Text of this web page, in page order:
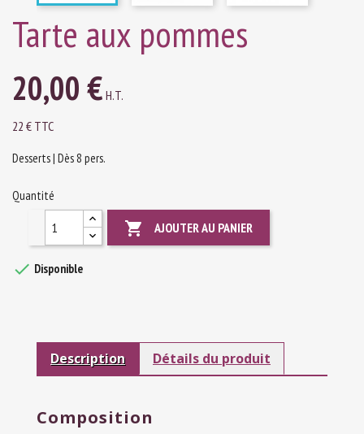
Tarte aux pommes
20,00 € H.T.
22 € TTC
Desserts | Dès 8 pers.
Quantité
 AJOUTER AU PANIER
 Disponible
Description Détails du produit
Composition